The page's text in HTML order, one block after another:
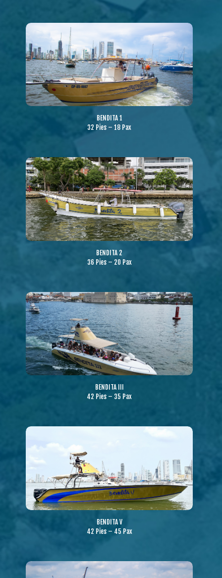
BENDITA 1
32 Pies – 18 Pax
BENDITA 2
36 Pies – 20 Pax
BENDITA III
42 Pies – 35 Pax
BENDITA V
42 Pies – 45 Pax